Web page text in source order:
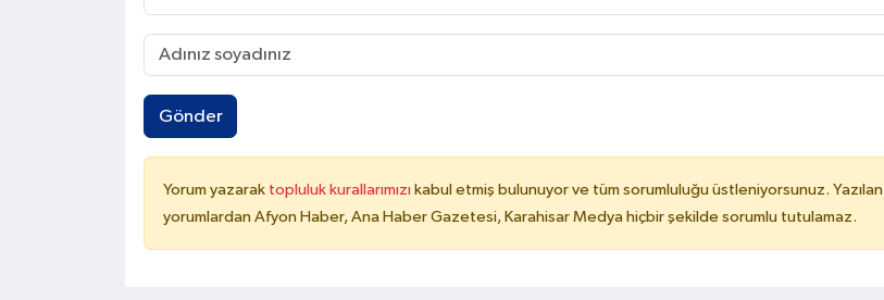
Gönder
Yorum yazarak topluluk kurallarımızı kabul etmiş bulunuyor ve tüm sorumluluğu üstleniyorsunuz. Yazılan
yorumlardan Afyon Haber, Ana Haber Gazetesi, Karahisar Medya hiçbir şekilde sorumlu tutulamaz.